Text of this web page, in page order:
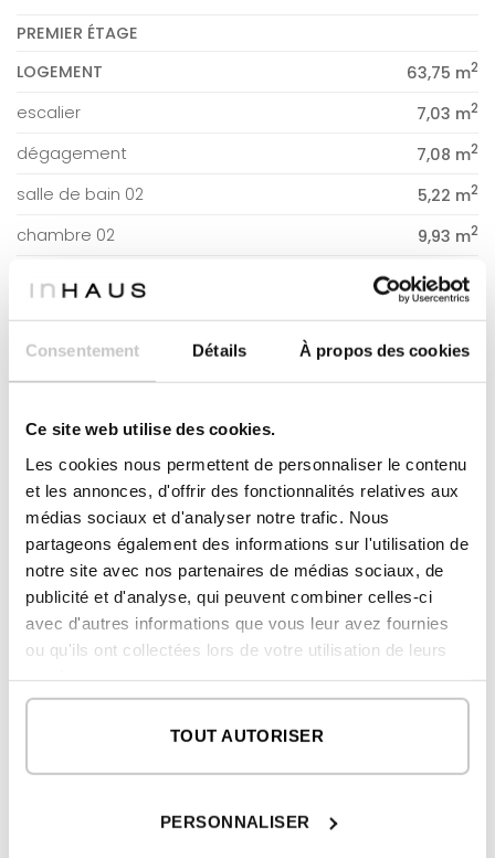
Consentement Détails À propos des cookies
Ce site web utilise des cookies.
Les cookies nous permettent de personnaliser le contenu
et les annonces, d'offrir des fonctionnalités relatives aux
médias sociaux et d'analyser notre trafic. Nous
partageons également des informations sur l'utilisation de
notre site avec nos partenaires de médias sociaux, de
publicité et d'analyse, qui peuvent combiner celles-ci
avec d'autres informations que vous leur avez fournies
ou qu'ils ont collectées lors de votre utilisation de leurs
TOUT AUTORISER
PERSONNALISER
PREMIER ÉTAGE
LOGEMENT
63,75 m2
escalier 7,03 m2
dégagement 7,08 m2
salle de bain 02 5,22 m2
chambre 02 9,93 m2
12,15 m
chambre parentale 15,11 m
vestiaire parentale 3,69 m
SURFACE CONSTRUITE 219,34 m
LOGEMENT 168,37 m
PORCHES 50,97 m
REZ-DE-CHAUSSÉE
logement
logement invités 50,97 m